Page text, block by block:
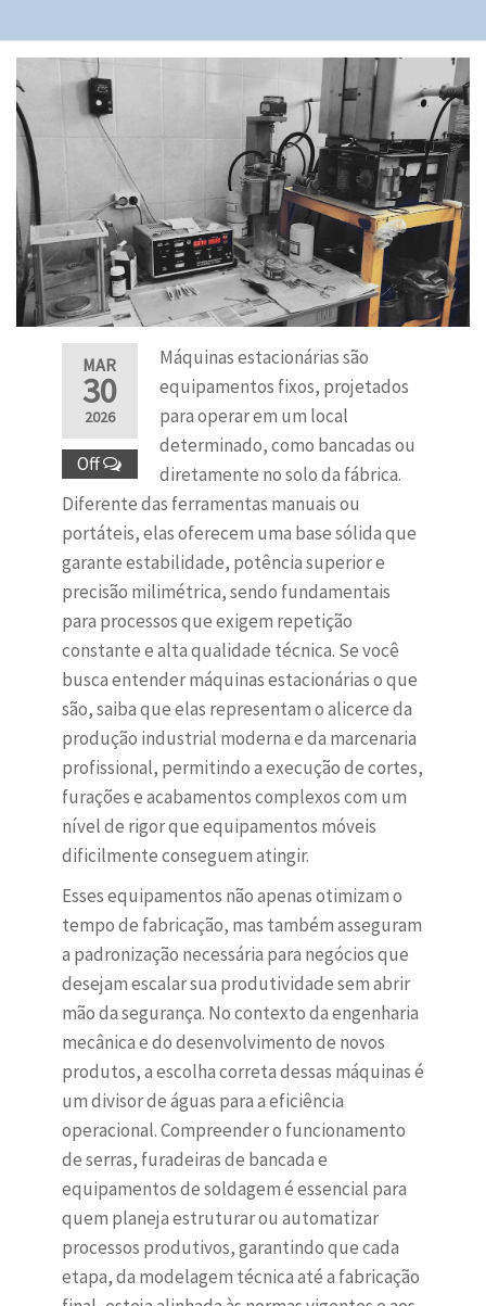
MAR
30
2026
Off
Máquinas estacionárias são
equipamentos fixos, projetados
para operar em um local
determinado, como bancadas ou
diretamente no solo da fábrica.
Diferente das ferramentas manuais ou
portáteis, elas oferecem uma base sólida que
garante estabilidade, potência superior e
precisão milimétrica, sendo fundamentais
para processos que exigem repetição
constante e alta qualidade técnica. Se você
busca entender máquinas estacionárias o que
são, saiba que elas representam o alicerce da
produção industrial moderna e da marcenaria
profissional, permitindo a execução de cortes,
furações e acabamentos complexos com um
nível de rigor que equipamentos móveis
dificilmente conseguem atingir.
Esses equipamentos não apenas otimizam o
tempo de fabricação, mas também asseguram
a padronização necessária para negócios que
desejam escalar sua produtividade sem abrir
mão da segurança. No contexto da engenharia
mecânica e do desenvolvimento de novos
produtos, a escolha correta dessas máquinas é
um divisor de águas para a eficiência
operacional. Compreender o funcionamento
de serras, furadeiras de bancada e
equipamentos de soldagem é essencial para
quem planeja estruturar ou automatizar
processos produtivos, garantindo que cada
etapa, da modelagem técnica até a fabricação